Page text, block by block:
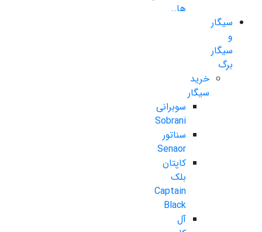
ها..
سیگار
و
سیگار
برگ
خرید
سیگار
سوبرانی
Sobrani
سناتور
Senaor
کاپتان
بلک
Captain
Black
آل